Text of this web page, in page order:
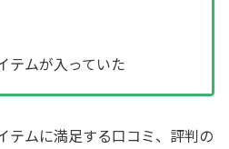
テムが入っていた
テムに満足する口コミ、評判の